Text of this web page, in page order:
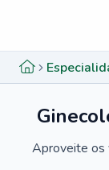
Aproveite os